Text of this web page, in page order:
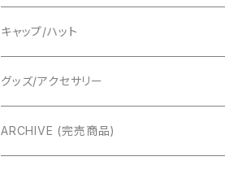
キャップ/ハット
グッズ/アクセサリー
ARCHIVE (完売商品)